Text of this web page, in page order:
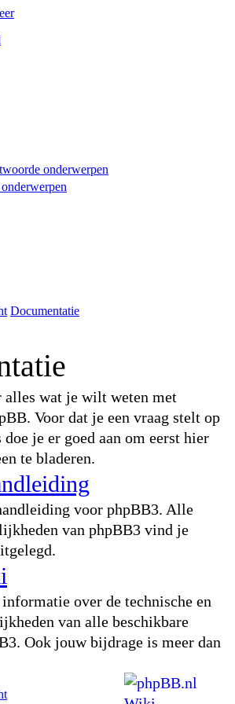
onderwerpen
Documentatie
alles wat je wilt weten met
Voor dat je een vraag stelt op
je er goed aan om eerst hier
te bladeren.
voor phpBB3. Alle
van phpBB3 vind je
over de technische en
van alle beschikbare
Ook jouw bijdrage is meer dan